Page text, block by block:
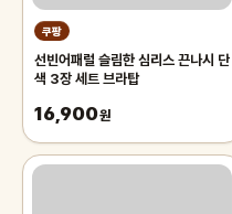
쿠팡
선빈어패럴 슬림한 심리스 끈나시 단
색 3장 세트 브라탑
16,900원